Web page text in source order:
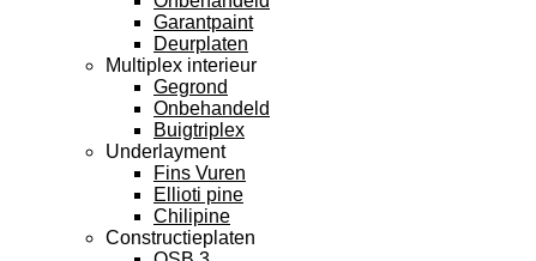
Garantpaint
Deurplaten
Multiplex interieur
Gegrond
Onbehandeld
Buigtriplex
Underlayment
Fins Vuren
Ellioti pine
Chilipine
Constructieplaten